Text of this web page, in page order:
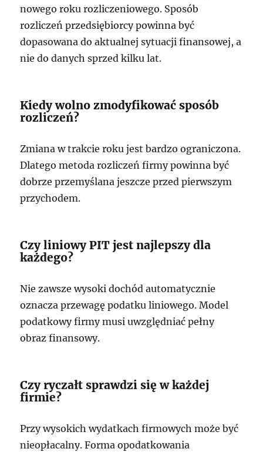
nowego roku rozliczeniowego. Sposób
rozliczeń przedsiębiorcy powinna być
dopasowana do aktualnej sytuacji finansowej, a
nie do danych sprzed kilku lat.
Kiedy wolno zmodyfikować sposób
rozliczeń?
Zmiana w trakcie roku jest bardzo ograniczona.
Dlatego metoda rozliczeń firmy powinna być
dobrze przemyślana jeszcze przed pierwszym
przychodem.
Czy liniowy PIT jest najlepszy dla
każdego?
Nie zawsze wysoki dochód automatycznie
oznacza przewagę podatku liniowego. Model
podatkowy firmy musi uwzględniać pełny
obraz finansowy.
Czy ryczałt sprawdzi się w każdej
firmie?
Przy wysokich wydatkach firmowych może być
nieopłacalny. Forma opodatkowania